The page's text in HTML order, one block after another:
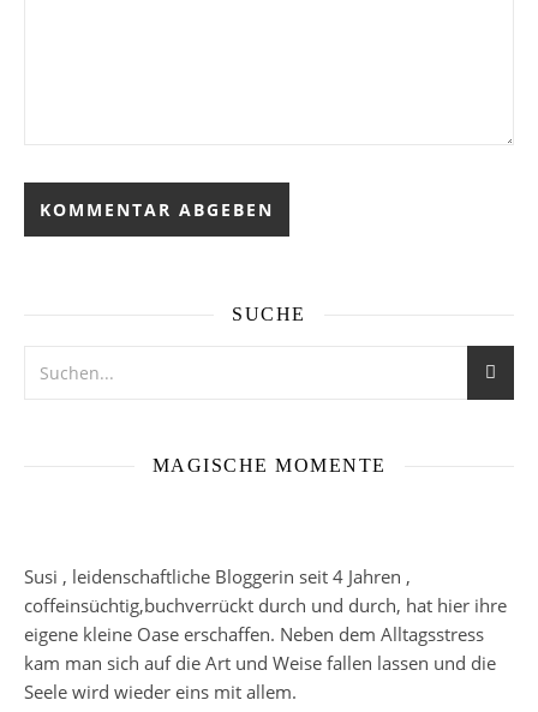
SUCHE
MAGISCHE MOMENTE
Susi , leidenschaftliche Bloggerin seit 4 Jahren ,
coffeinsüchtig,buchverrückt durch und durch, hat hier ihre
eigene kleine Oase erschaffen. Neben dem Alltagsstress
kam man sich auf die Art und Weise fallen lassen und die
Seele wird wieder eins mit allem.